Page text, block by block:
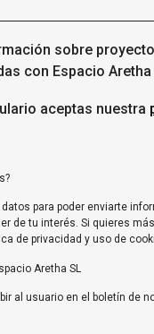
sobre
con Espacio
aceptas nuestra
para poder enviarte
de tu interés. Si quieres
de privacidad y uso de
Aretha SL
al usuario en el boletín de